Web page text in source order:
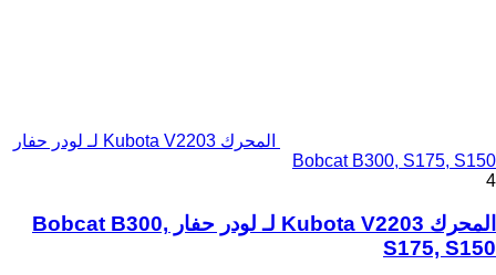
المحرك Kubota V2203 لـ لودر حفار
Bobcat B300, S175, S150
4
المحرك Kubota V2203 لـ لودر حفار Bobcat B300,
S175, S150